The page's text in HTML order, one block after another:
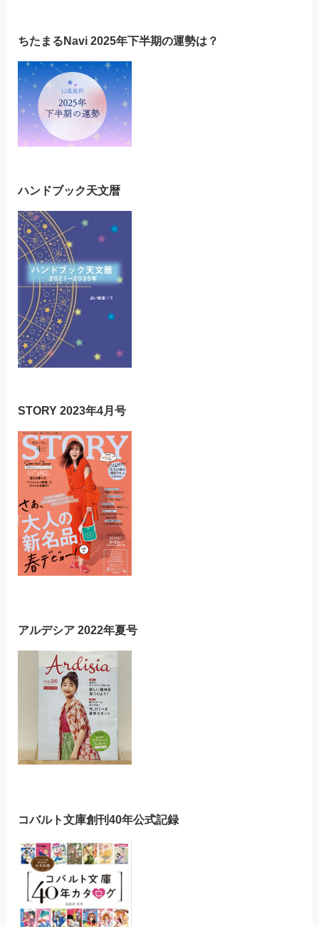
ちたまるNavi 2025年下半期の運勢は？
ハンドブック天文暦
STORY 2023年4月号
アルデシア 2022年夏号
コバルト文庫創刊40年公式記録